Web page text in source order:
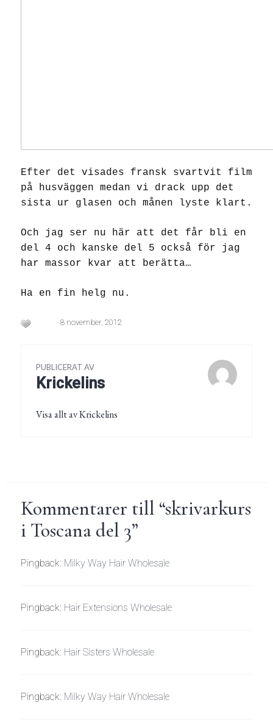
Efter det visades fransk svartvit film
på husväggen medan vi drack upp det
sista ur glasen och månen lyste klart.
Och jag ser nu här att det får bli en
del 4 och kanske del 5 också för jag
har massor kvar att berätta…
Ha en fin helg nu.
8 november, 2012
PUBLICERAT AV
Krickelins
Visa allt av Krickelins
Kommentarer till “skrivarkurs
i Toscana del 3”
Pingback: Milky Way Hair Wholesale
Pingback: Hair Extensions Wholesale
Pingback: Hair Sisters Wholesale
Pingback: Milky Way Hair Wholesale